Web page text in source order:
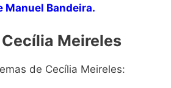
Manuel Bandeira.
Meireles
de Cecília Meireles: